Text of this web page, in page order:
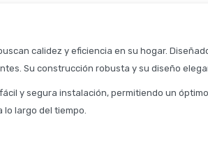
calidez y eficiencia en su hogar.
Su construcción robusta y su diseño
y segura instalación, permitiendo un
largo del tiempo.